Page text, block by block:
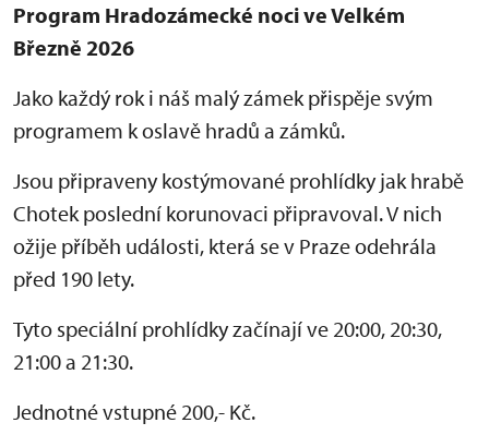
Program Hradozámecké noci ve Velkém
Březně 2026
Jako každý rok i náš malý zámek přispěje svým
programem k oslavě hradů a zámků.
Jsou připraveny kostýmované prohlídky jak hrabě
Chotek poslední korunovaci připravoval. V nich
ožije příběh události, která se v Praze odehrála
před 190 lety.
Tyto speciální prohlídky začínají ve 20:00, 20:30,
21:00 a 21:30.
Jednotné vstupné 200,- Kč.